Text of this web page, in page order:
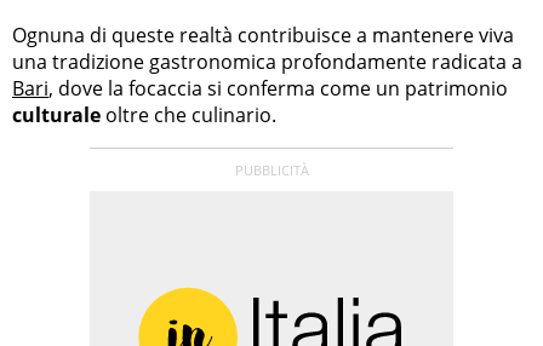
Ognuna di queste realtà contribuisce a mantenere viva
una tradizione gastronomica profondamente radicata a
Bari, dove la focaccia si conferma come un patrimonio
culturale oltre che culinario.